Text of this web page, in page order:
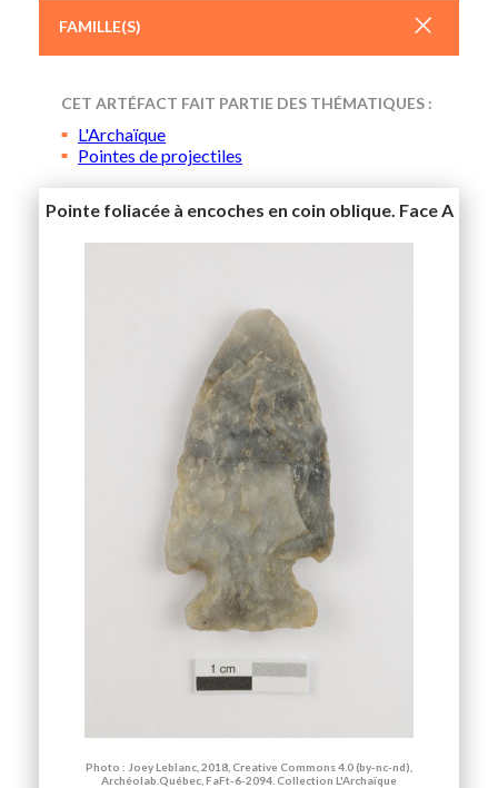
FAMILLE(S) +
CET ARTÉFACT FAIT PARTIE DES THÉMATIQUES :
L'Archaïque
Pointes de projectiles
Pointe foliacée à encoches en coin oblique. Face A
Photo : Joey Leblanc, 2018, Creative Commons 4.0 (by-nc-nd),
Archéolab.Québec, FaFt-6-2094. Collection L'Archaïque